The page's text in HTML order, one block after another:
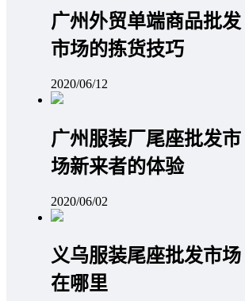
广州外贸单端商品批发
市场的拣货技巧
2020/06/12
广州服装厂尾座批发市
场新来者的体验
2020/06/02
义乌服装尾座批发市场
在哪里